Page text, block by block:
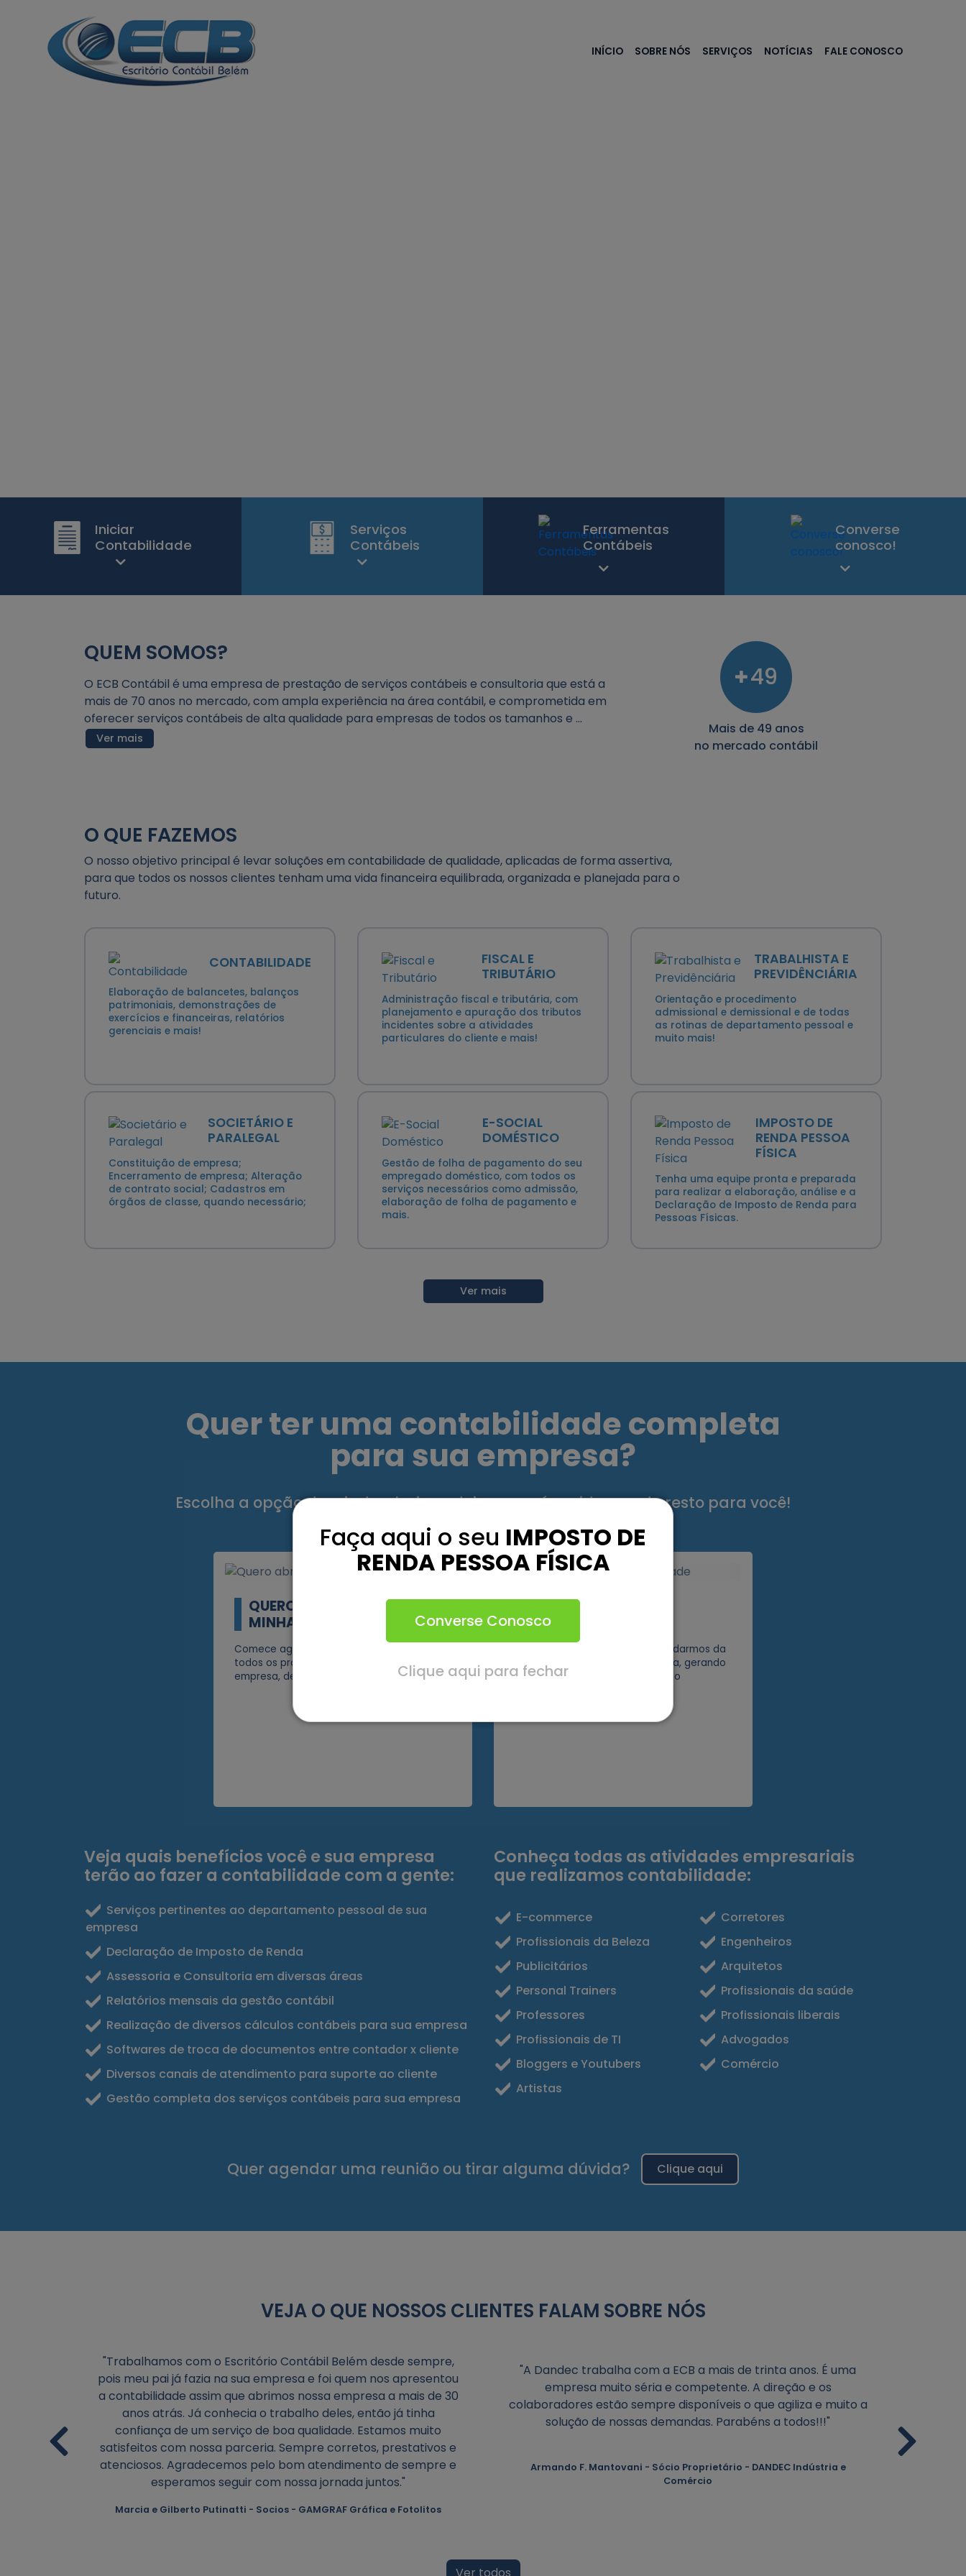
INÍCIO SOBRE NÓS SERVIÇOS NOTÍCIAS FALE CONOSCO
Faça aqui o seu IMPOSTO DE
RENDA PESSOA FÍSICA
Converse Conosco
Clique aqui para fechar
Iniciar
Contabilidade
Serviços
Contábeis
Ferramentas
Contábeis
Converse
conosco!
QUEM SOMOS?
O ECB Contábil é uma empresa de prestação de serviços contábeis e consultoria que está a
mais de 70 anos no mercado, com ampla experiência na área contábil, e comprometida em
oferecer serviços contábeis de alta qualidade para empresas de todos os tamanhos e ...
Ver mais
49
Mais de 49 anos
no mercado contábil
O QUE FAZEMOS
O nosso objetivo principal é levar soluções em contabilidade de qualidade, aplicadas de forma assertiva,
para que todos os nossos clientes tenham uma vida financeira equilibrada, organizada e planejada para o
futuro.
CONTABILIDADE
Elaboração de balancetes, balanços
patrimoniais, demonstrações de
exercícios e financeiras, relatórios
gerenciais e mais!
FISCAL E
TRIBUTÁRIO
Administração fiscal e tributária, com
planejamento e apuração dos tributos
incidentes sobre a atividades
particulares do cliente e mais!
TRABALHISTA E
PREVIDÊNCIÁRIA
Orientação e procedimento
admissional e demissional e de todas
as rotinas de departamento pessoal e
muito mais!
SOCIETÁRIO E
PARALEGAL
Constituição de empresa;
Encerramento de empresa; Alteração
de contrato social; Cadastros em
órgãos de classe, quando necessário;
E-SOCIAL
DOMÉSTICO
Gestão de folha de pagamento do seu
empregado doméstico, com todos os
serviços necessários como admissão,
elaboração de folha de pagamento e
mais.
IMPOSTO DE
RENDA PESSOA
FÍSICA
Tenha uma equipe pronta e preparada
para realizar a elaboração, análise e a
Declaração de Imposto de Renda para
Pessoas Físicas.
Ver mais
Quer ter uma contabilidade completa
para sua empresa?
Escolha a opção desejada abaixo e deixe que nós cuidamos do resto para você!
QUERO ABRIR
MINHA EMPRESA
Comece agora mesmo, nós cuidamos de
todos os processos de abertura da sua
empresa, de forma rápida e fácil.
QUERO MIGRAR
DE CONTABILIDADE
Traga sua empresa para nós cuidarmos da
contabilidade de forma assertiva, gerando
economia e melhor planejamento
Veja quais benefícios você e sua empresa
terão ao fazer a contabilidade com a gente:
Serviços pertinentes ao departamento pessoal de sua
empresa
Declaração de Imposto de Renda
Assessoria e Consultoria em diversas áreas
Relatórios mensais da gestão contábil
Realização de diversos cálculos contábeis para sua empresa
Softwares de troca de documentos entre contador x cliente
Diversos canais de atendimento para suporte ao cliente
Gestão completa dos serviços contábeis para sua empresa
Conheça todas as atividades empresariais
que realizamos contabilidade:
E-commerce
Profissionais da Beleza
Publicitários
Personal Trainers
Professores
Profissionais de TI
Bloggers e Youtubers
Artistas
Corretores
Engenheiros
Arquitetos
Profissionais da saúde
Profissionais liberais
Advogados
Comércio
Quer agendar uma reunião ou tirar alguma dúvida? Clique aqui
VEJA O QUE NOSSOS CLIENTES FALAM SOBRE NÓS
"Trabalhamos com o Escritório Contábil Belém desde sempre,
pois meu pai já fazia na sua empresa e foi quem nos apresentou
a contabilidade assim que abrimos nossa empresa a mais de 30
anos atrás. Já conhecia o trabalho deles, então já tinha
confiança de um serviço de boa qualidade. Estamos muito
satisfeitos com nossa parceria. Sempre corretos, prestativos e
atenciosos. Agradecemos pelo bom atendimento de sempre e
esperamos seguir com nossa jornada juntos."
Marcia e Gilberto Putinatti - Socios - GAMGRAF Gráfica e Fotolitos
"A Dandec trabalha com a ECB a mais de trinta anos. É uma
empresa muito séria e competente. A direção e os
colaboradores estão sempre disponíveis o que agiliza e muito a
solução de nossas demandas. Parabéns a todos!!!"
Armando F. Mantovani - Sócio Proprietário - DANDEC Indústria e
Comércio
Ver todos